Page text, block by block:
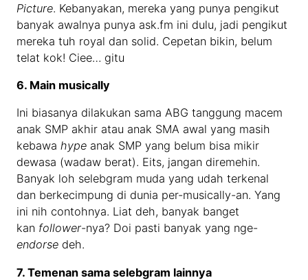
Picture. Kebanyakan, mereka yang punya pengikut
banyak awalnya punya ask.fm ini dulu, jadi pengikut
mereka tuh royal dan solid. Cepetan bikin, belum
telat kok! Ciee… gitu
6. Main musically
Ini biasanya dilakukan sama ABG tanggung macem
anak SMP akhir atau anak SMA awal yang masih
kebawahype anak SMP yang belum bisa mikir
dewasa (wadaw berat). Eits, jangan diremehin.
Banyak loh selebgram muda yang udah terkenal
dan berkecimpung di dunia per-musically-an. Yang
ini nih contohnya. Liat deh, banyak banget
kan follower-nya? Doi pasti banyak yang nge-
endorse deh.
7. Temenan sama selebgram lainnya